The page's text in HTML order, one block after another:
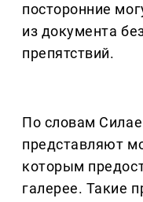
посторонние
из документа
препятствий.
По словам
представляют
которым
галерее. Такие